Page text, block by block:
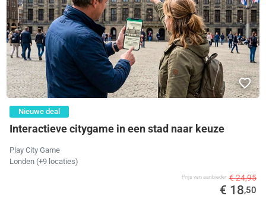
Nieuwe deal
Interactieve citygame in een stad naar keuze
Play City Game
Londen (+9 locaties)
Prijs van aanbieder € 24,95
€ 18,50